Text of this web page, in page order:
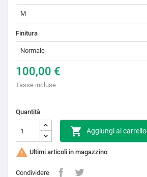
Finitura
100,00 €
Tasse incluse
Quantità
 Aggiungi al carrello
 Ultimi articoli in magazzino
Condividere